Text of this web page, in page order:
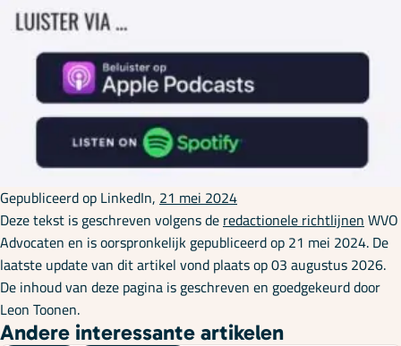
Gepubliceerd op LinkedIn,21 mei 2024
Deze tekst is geschreven volgens deredactionele richtlijnenWVO
Advocaten en is oorspronkelijk gepubliceerd op 21 mei 2024. De
laatste update van dit artikel vond plaats op 03 augustus 2026.
De inhoud van deze pagina is geschreven en goedgekeurd door
Leon Toonen.
Andere interessante artikelen